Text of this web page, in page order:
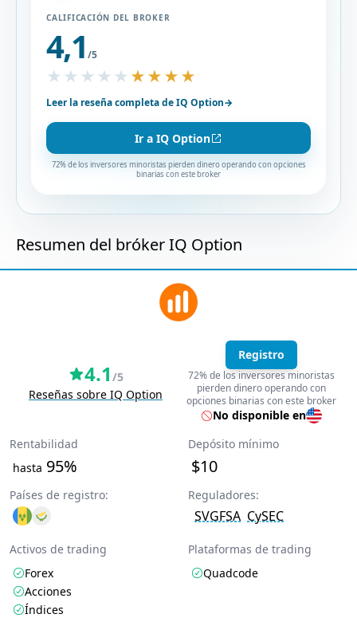
CALIFICACIÓN DEL BROKER
4,1/5
★★★★★ ★★★★★
Leer la reseña completa de IQ Option→
Ir a IQ Option
72% de los inversores minoristas pierden dinero operando con opciones
binarias con este broker
Resumen del bróker IQ Option
4.1 /5
Reseñas sobre IQ Option
Registro
72% de los inversores minoristas
pierden dinero operando con
opciones binarias con este broker
No disponible en
Rentabilidad
hasta 95%
Depósito mínimo
$10
Países de registro: Reguladores:
SVGFSA CySEC
Activos de trading
Forex
Acciones
Índices
Plataformas de trading
Quadcode